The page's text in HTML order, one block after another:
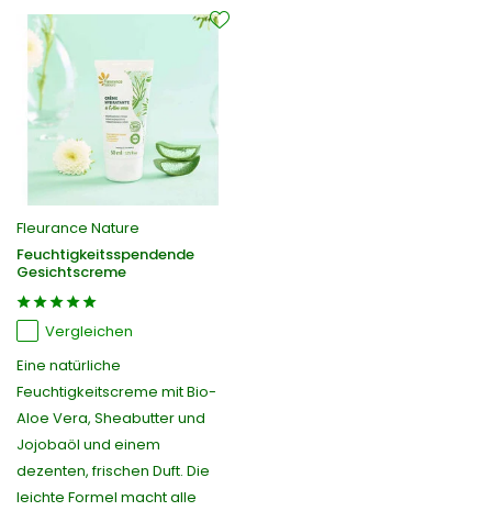
Fleurance Nature
Feuchtigkeitsspendende
Gesichtscreme
Vergleichen
Eine natürliche
Feuchtigkeitscreme mit Bio-
Aloe Vera, Sheabutter und
Jojobaöl und einem
dezenten, frischen Duft. Die
leichte Formel macht alle